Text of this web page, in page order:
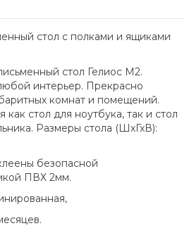
стол с полками и ящиками
стол Гелиос М2.
интерьер. Прекрасно
комнат и помещений.
как стол для ноутбука, так и стол
Размеры стола (ШхГхВ):
безопасной
ПВХ 2мм.